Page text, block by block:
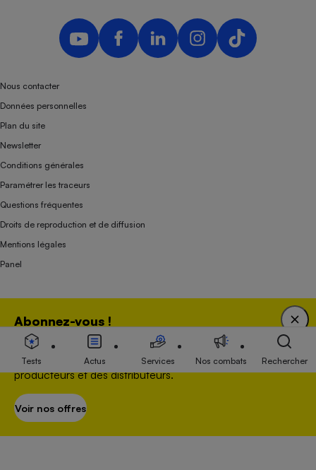
Abonnez-vous !
Bénéficiez d'une expertise unique tout en soutenant
une association 100 % indépendante de l'Etat, des
producteurs et des distributeurs.
Voir nos offres
Nous contacter
Données personnelles
Plan du site
Newsletter
Conditions générales
Paramétrer les traceurs
Questions fréquentes
Droits de reproduction et de diffusion
Mentions légales
Panel
Association indépendante de l’État, des syndicats, des producteurs et des
distributeurs depuis 1951.
Tests Actus Services Nos combats Rechercher